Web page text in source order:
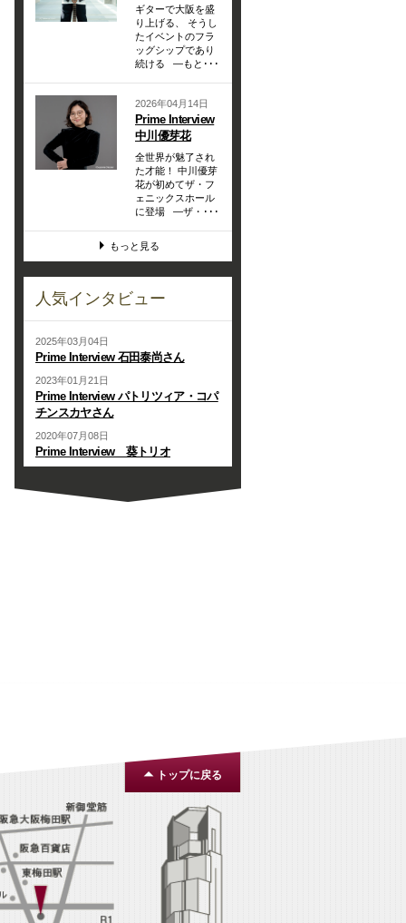
ギターで大阪を盛
り上げる、 そうし
たイベントのフラ
ッグシップであり
続ける —もと･･･
2026年04月14日
Prime Interview
中川優芽花
全世界が魅了され
た才能！ 中川優芽
花が初めてザ・フ
ェニックスホール
に登場 —ザ・･･･
もっと見る
人気インタビュー
2025年03月04日
Prime Interview 石田泰尚さん
2023年01月21日
Prime Interview パトリツィア・コパ
チンスカヤさん
2020年07月08日
Prime Interview 葵トリオ
トップに戻る